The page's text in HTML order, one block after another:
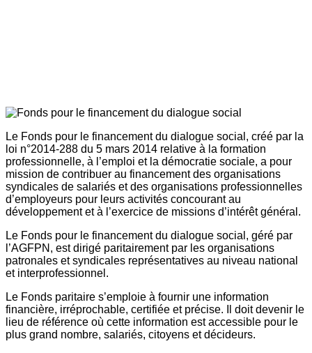
Le Fonds pour le financement du dialogue social, créé par la
loi n°2014-288 du 5 mars 2014 relative à la formation
professionnelle, à l’emploi et la démocratie sociale, a pour
mission de contribuer au financement des organisations
syndicales de salariés et des organisations professionnelles
d’employeurs pour leurs activités concourant au
développement et à l’exercice de missions d’intérêt général.
Le Fonds pour le financement du dialogue social, géré par
l’AGFPN, est dirigé paritairement par les organisations
patronales et syndicales représentatives au niveau national
et interprofessionnel.
Le Fonds paritaire s’emploie à fournir une information
financière, irréprochable, certifiée et précise. Il doit devenir le
lieu de référence où cette information est accessible pour le
plus grand nombre, salariés, citoyens et décideurs.